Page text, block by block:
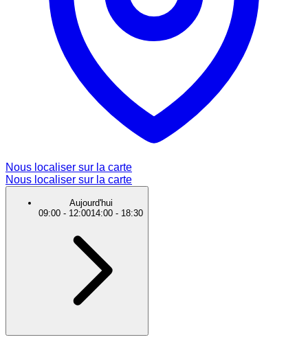
Nous localiser sur la carte
Nous localiser sur la carte
Aujourd'hui
09:00 - 12:0014:00 - 18:30